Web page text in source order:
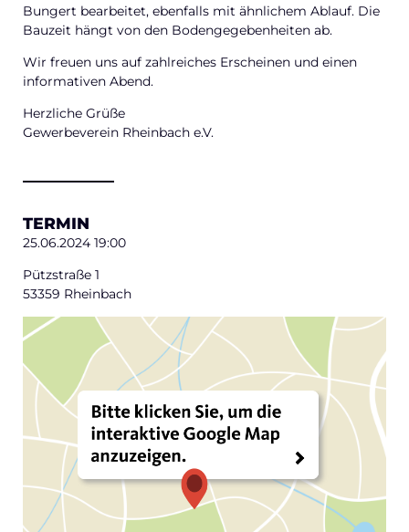
Bungert bearbeitet, ebenfalls mit ähnlichem Ablauf. Die
Bauzeit hängt von den Bodengegebenheiten ab.
Wir freuen uns auf zahlreiches Erscheinen und einen
informativen Abend.
Herzliche Grüße
Gewerbeverein Rheinbach e.V.
TERMIN
25.06.2024 19:00
Pützstraße 1
53359 Rheinbach